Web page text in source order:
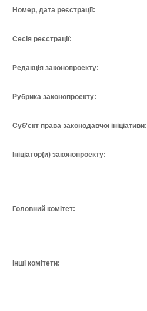
Номер, дата реєстрації:
Сесія реєстрації:
Редакція законопроекту:
Рубрика законопроекту:
Суб'єкт права законодавчої ініціативи:
Ініціатор(и) законопроекту:
Головний комітет:
Інші комітети: